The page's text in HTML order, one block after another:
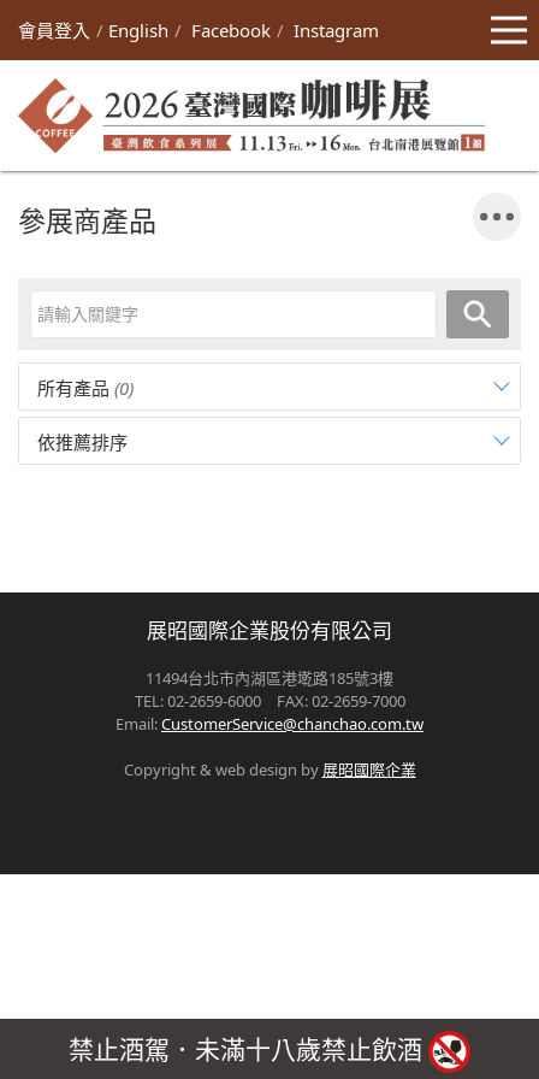
會員登入 English Facebook Instagram
參展商產品
所有產品 (0)
依推薦排序
展昭國際企業股份有限公司
11494台北市內湖區港墘路185號3樓
TEL: 02-2659-6000 FAX: 02-2659-7000
Email:CustomerService@chanchao.com.tw
Copyright & web design by 展昭國際企業
禁止酒駕．未滿十八歲禁止飲酒